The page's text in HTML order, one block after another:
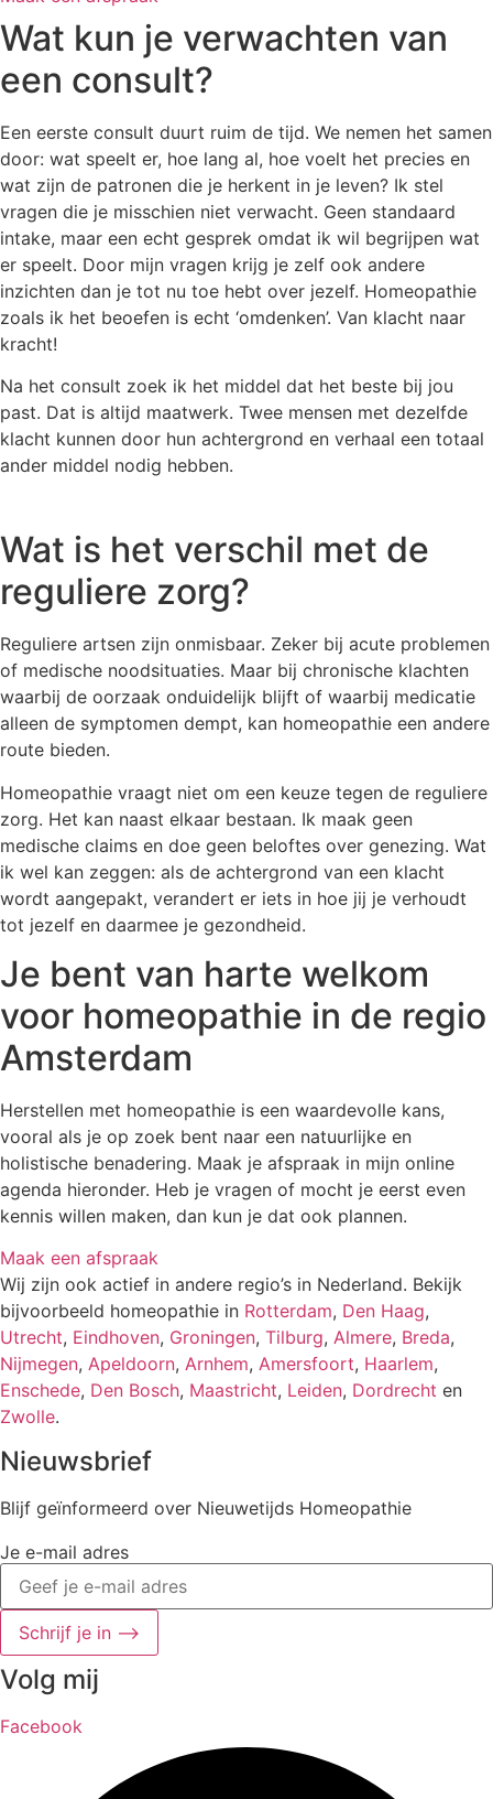
Wat kun je verwachten van
een consult?
Een eerste consult duurt ruim de tijd. We nemen het samen
door: wat speelt er, hoe lang al, hoe voelt het precies en
wat zijn de patronen die je herkent in je leven? Ik stel
vragen die je misschien niet verwacht. Geen standaard
intake, maar een echt gesprek omdat ik wil begrijpen wat
er speelt. Door mijn vragen krijg je zelf ook andere
inzichten dan je tot nu toe hebt over jezelf. Homeopathie
zoals ik het beoefen is echt ‘omdenken’. Van klacht naar
kracht!
Na het consult zoek ik het middel dat het beste bij jou
past. Dat is altijd maatwerk. Twee mensen met dezelfde
klacht kunnen door hun achtergrond en verhaal een totaal
ander middel nodig hebben.
Wat is het verschil met de
reguliere zorg?
Reguliere artsen zijn onmisbaar. Zeker bij acute problemen
of medische noodsituaties. Maar bij chronische klachten
waarbij de oorzaak onduidelijk blijft of waarbij medicatie
alleen de symptomen dempt, kan homeopathie een andere
route bieden.
Homeopathie vraagt niet om een keuze tegen de reguliere
zorg. Het kan naast elkaar bestaan. Ik maak geen
medische claims en doe geen beloftes over genezing. Wat
ik wel kan zeggen: als de achtergrond van een klacht
wordt aangepakt, verandert er iets in hoe jij je verhoudt
tot jezelf en daarmee je gezondheid.
Je bent van harte welkom
voor homeopathie in de regio
Amsterdam
Herstellen met homeopathie is een waardevolle kans,
vooral als je op zoek bent naar een natuurlijke en
holistische benadering. Maak je afspraak in mijn online
agenda hieronder. Heb je vragen of mocht je eerst even
kennis willen maken, dan kun je dat ook plannen.
Maak een afspraak
Wij zijn ook actief in andere regio’s in Nederland. Bekijk
bijvoorbeeld homeopathie in Rotterdam, Den Haag,
Utrecht, Eindhoven, Groningen, Tilburg, Almere, Breda,
Nijmegen, Apeldoorn, Arnhem, Amersfoort, Haarlem,
Enschede, Den Bosch, Maastricht, Leiden, Dordrecht en
Zwolle.
Nieuwsbrief
Blijf geïnformeerd over Nieuwetijds Homeopathie
Je e-mail adres
Schrijf je in ⟶
Volg mij
Facebook